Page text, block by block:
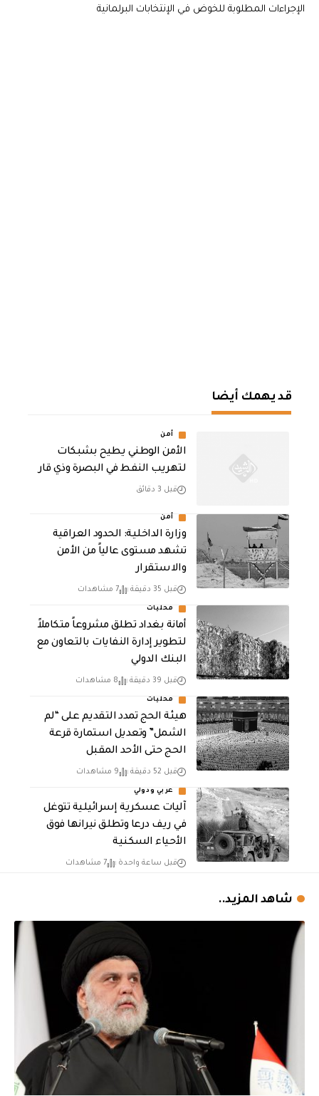
الإجراءات المطلوبة للخوض في الإنتخابات البرلمانية
قد يهمك أيضا
أمن
الأمن الوطني يطيح بشبكات
لتهريب النفط في البصرة وذي قار
قبل 3 دقائق
أمن
وزارة الداخلية: الحدود العراقية
تشهد مستوى عالياً من الأمن
والاستقرار
قبل 35 دقيقة 7 مشاهدات
محليات
أمانة بغداد تطلق مشروعاً متكاملاً
لتطوير إدارة النفايات بالتعاون مع
البنك الدولي
قبل 39 دقيقة 8 مشاهدات
محليات
هيئة الحج تمدد التقديم على “لم
الشمل” وتعديل استمارة قرعة
الحج حتى الأحد المقبل
قبل 52 دقيقة 9 مشاهدات
عربي ودولي
آليات عسكرية إسرائيلية تتوغل
في ريف درعا وتطلق نيرانها فوق
الأحياء السكنية
قبل ساعة واحدة 7 مشاهدات
شاهد المزيد..